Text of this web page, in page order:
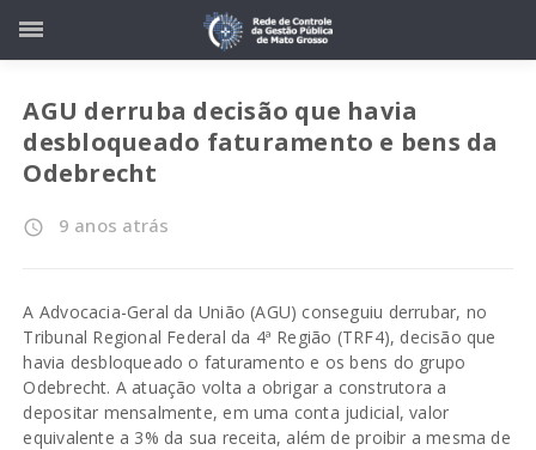
AGU derruba decisão que havia
desbloqueado faturamento e bens da
Odebrecht
access_time 9 anos atrás
A Advocacia-Geral da União (AGU) conseguiu derrubar, no
Tribunal Regional Federal da 4ª Região (TRF4), decisão que
havia desbloqueado o faturamento e os bens do grupo
Odebrecht. A atuação volta a obrigar a construtora a
depositar mensalmente, em uma conta judicial, valor
equivalente a 3% da sua receita, além de proibir a mesma de